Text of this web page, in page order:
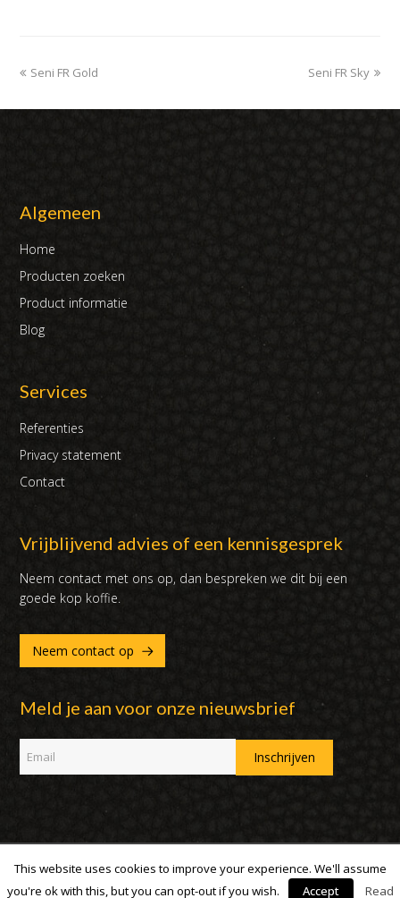
previous
Seni FR Gold
next
Seni FR Sky
Algemeen
Home
Producten zoeken
Product informatie
Blog
Services
Referenties
Privacy statement
Contact
Vrijblijvend advies of een kennisgesprek
Neem contact met ons op, dan bespreken we dit bij een
goede kop koffie.
Neem contact op
Meld je aan voor onze nieuwsbrief
Copyright 2007 - 2019 | DUX International B.V. | Alle rechten
voorbehouden
This website uses cookies to improve your experience. We'll assume
you're ok with this, but you can opt-out if you wish.
Accept Read